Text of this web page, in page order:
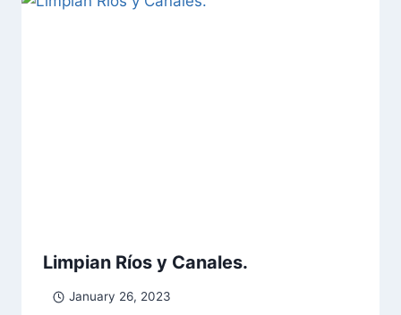
Limpian Ríos y Canales.
January 26, 2023